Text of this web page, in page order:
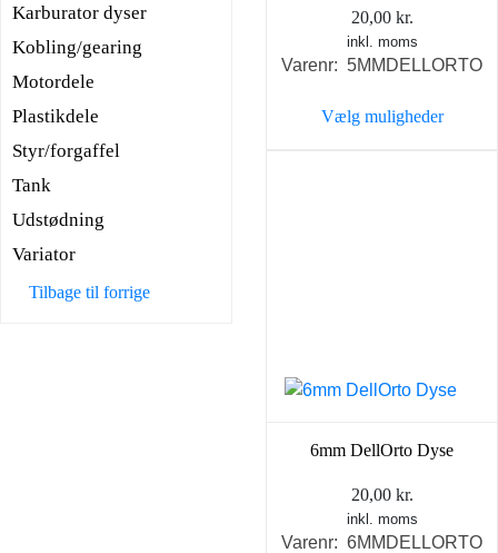
Karburator dyser
Kobling/gearing
Motordele
Plastikdele
Styr/forgaffel
Tank
Udstødning
Variator
Tilbage til forrige
20,00 kr.
inkl. moms
Varenr: 5MMDELLORTO
Vælg muligheder
varesiden
6mm DellOrto Dyse
20,00 kr.
inkl. moms
Varenr: 6MMDELLORTO